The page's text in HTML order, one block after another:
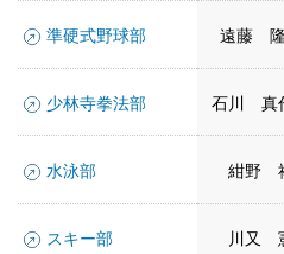
準硬式野球部 遠藤 隆
少林寺拳法部 石川 真
水泳部 紺野
スキー部 川又